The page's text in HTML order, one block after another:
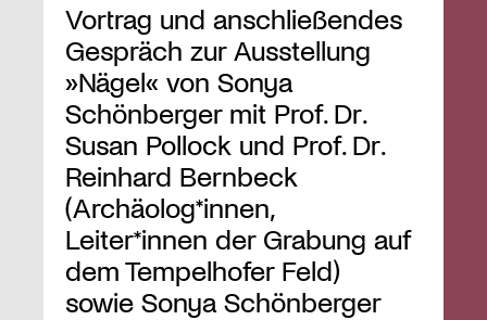
Vortrag und anschließendes
Gespräch zur Ausstellung
»Nägel« von Sonya
Schönberger mit Prof. Dr.
Susan Pollock und Prof. Dr.
Reinhard Bernbeck
(Archäolog*innen,
Leiter*innen der Grabung auf
dem Tempelhofer Feld)
sowie Sonya Schönberger